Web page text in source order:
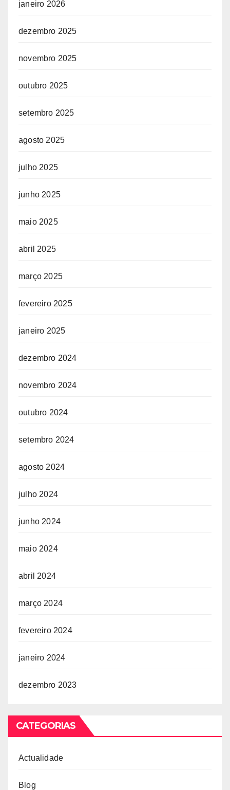
janeiro 2026
dezembro 2025
novembro 2025
outubro 2025
setembro 2025
agosto 2025
julho 2025
junho 2025
maio 2025
abril 2025
março 2025
fevereiro 2025
janeiro 2025
dezembro 2024
novembro 2024
outubro 2024
setembro 2024
agosto 2024
julho 2024
junho 2024
maio 2024
abril 2024
março 2024
fevereiro 2024
janeiro 2024
dezembro 2023
CATEGORIAS
Actualidade
Blog